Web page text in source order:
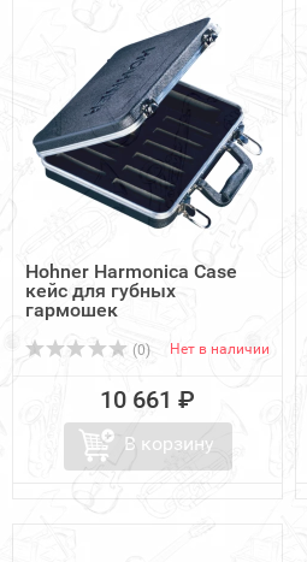
Hohner Harmonica Case
кейс для губных
гармошек
(0) Нет в наличии
10 661 ₽
В корзину